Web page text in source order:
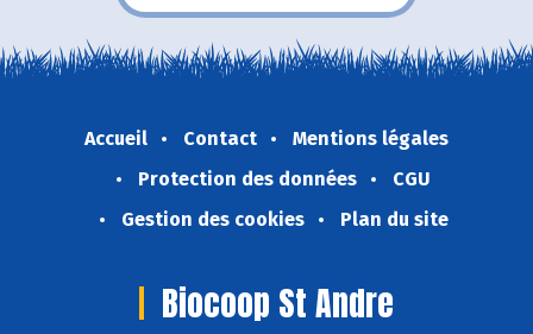
Accueil Contact
Mentions légales
Protection des données
CGU
Gestion des cookies
Plan du site
Biocoop St Andre